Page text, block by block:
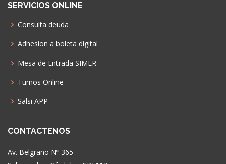
SERVICIOS ONLINE
Consulta deuda
Adhesion a boleta digital
Mesa de Entrada SIMER
Turnos Online
Salsi APP
CONTACTENOS
Av. Belgrano Nº 365